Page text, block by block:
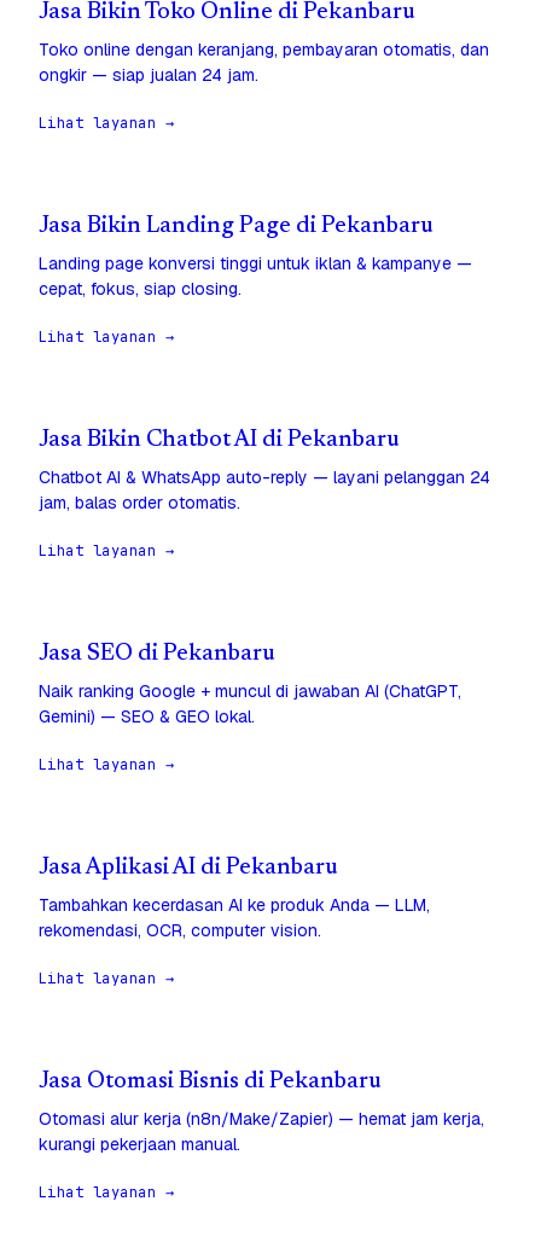
Jasa Bikin Toko Online di Pekanbaru
Toko online dengan keranjang, pembayaran otomatis, dan
ongkir — siap jualan 24 jam.
Lihat layanan →
Jasa Bikin Landing Page di Pekanbaru
Landing page konversi tinggi untuk iklan & kampanye —
cepat, fokus, siap closing.
Lihat layanan →
Jasa Bikin Chatbot AI di Pekanbaru
Chatbot AI & WhatsApp auto-reply — layani pelanggan 24
jam, balas order otomatis.
Lihat layanan →
Jasa SEO di Pekanbaru
Naik ranking Google + muncul di jawaban AI (ChatGPT,
Gemini) — SEO & GEO lokal.
Lihat layanan →
Jasa Aplikasi AI di Pekanbaru
Tambahkan kecerdasan AI ke produk Anda — LLM,
rekomendasi, OCR, computer vision.
Lihat layanan →
Jasa Otomasi Bisnis di Pekanbaru
Otomasi alur kerja (n8n/Make/Zapier) — hemat jam kerja,
kurangi pekerjaan manual.
Lihat layanan →